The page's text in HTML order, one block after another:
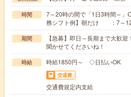
時間
7～20時の間で「1日3時間～」
務シフト例】朝だけ ：7～
期間
【急募】即日～長期まで大歓
聞かせてくださいね！
時給 時給1850円～ ◇日払いOK
交通費
交通費規定内支給